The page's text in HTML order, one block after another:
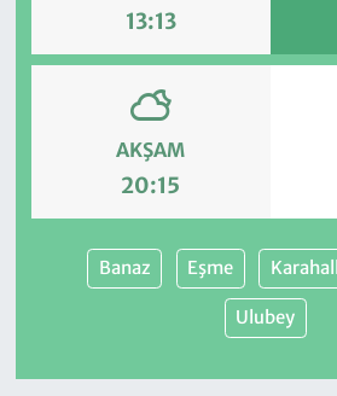
13:13
AKŞAM
20:15
Banaz Eşme
Ulubey